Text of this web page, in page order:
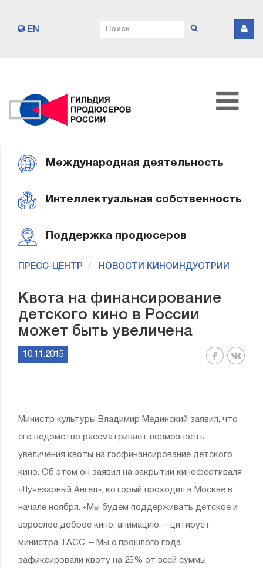
EN
Международная деятельность
Интеллектуальная собственность
Поддержка продюсеров
ПРЕСС-ЦЕНТР НОВОСТИ КИНОИНДУСТРИИ
Квота на финансирование
детского кино в России
может быть увеличена
10.11.2015
Министр культуры Владимир Мединский заявил, что
его ведомство рассматривает возмозность
увеличения квоты на госфинансирование детского
кино. Об этом он заявил на закрытии кинофестиваля
«Лучезарный Ангел», который проходил в Москве в
начале ноября. «Мы будем поддерживать детское и
взрослое доброе кино, анимацию, – цитирует
министра ТАСС. – Мы с прошлого года
зафиксировали квоту на 25% от всей суммы